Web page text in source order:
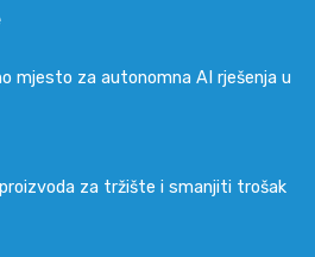
mjesto za autonomna AI rješenja u
za tržište i smanjiti trošak